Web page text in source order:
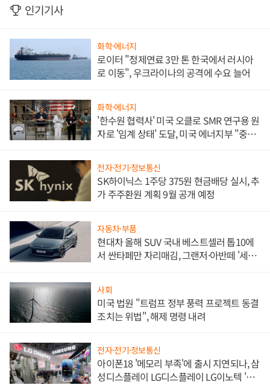
인기기사
화학·에너지
로이터 "정제연료 3만 톤 한국에서 러시아
로 이동", 우크라이나의 공격에 수요 늘어
화학·에너지
'한수원 협력사' 미국 오클로 SMR 연구용 원
자로 '임계 상태' 도달, 미국 에너지부 "중요
전자·전기·정보통신
SK하이닉스 1주당 375원 현금배당 실시, 추
가 주주환원 계획 9월 공개 예정
자동차·부품
현대차 올해 SUV 국내 베스트셀러 톱10에
서 싼타페만 자리매김, 그랜저·아반떼 '세단
사회
미국 법원 "트럼프 정부 풍력 프로젝트 동결
조치는 위법", 해제 명령 내려
전자·전기·정보통신
아이폰18 '메모리 부족'에 출시 지연되나, 삼
성디스플레이 LG디스플레이 LG이노텍 '탈